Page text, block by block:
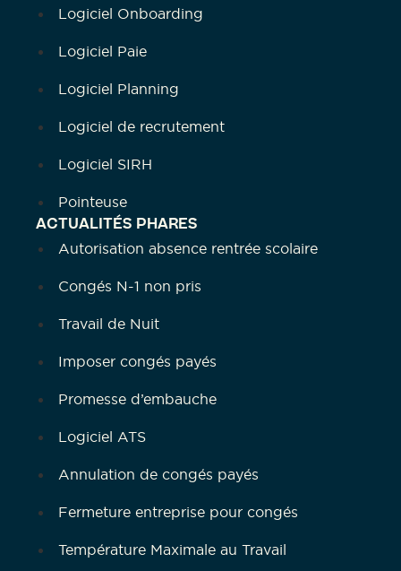
Logiciel Onboarding
Logiciel Paie
Logiciel Planning
Logiciel de recrutement
Logiciel SIRH
Pointeuse
ACTUALITÉS PHARES
Autorisation absence rentrée scolaire
Congés N-1 non pris
Travail de Nuit
Imposer congés payés
Promesse d’embauche
Logiciel ATS
Annulation de congés payés
Fermeture entreprise pour congés
Température Maximale au Travail